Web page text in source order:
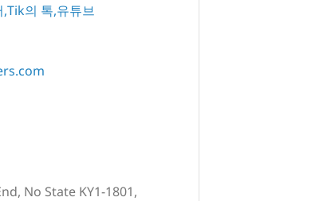
Tik의 톡 유튜브
No State KY1-1801,